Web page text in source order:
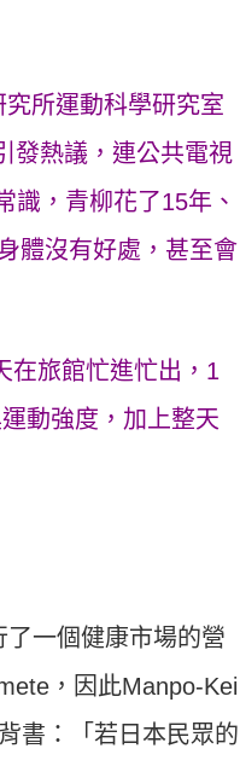
所運動科學研究室
發熱議，連公共電視
識，青柳花了15年、
體沒有好處，甚至會
在旅館忙進忙出，1
動強度，加上整天
一個健康市場的營
，因此Manpo-Kei
書：「若日本民眾的